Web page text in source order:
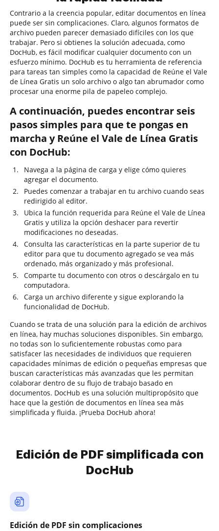
Contrario a la creencia popular, editar documentos en línea
puede ser sin complicaciones. Claro, algunos formatos de
archivo pueden parecer demasiado difíciles con los que
trabajar. Pero si obtienes la solución adecuada, como
DocHub, es fácil modificar cualquier documento con un
esfuerzo mínimo. DocHub es tu herramienta de referencia
para tareas tan simples como la capacidad de Reúne el Vale
de Línea Gratis un solo archivo o algo tan abrumador como
procesar una enorme pila de papeleo complejo.
A continuación, puedes encontrar seis
pasos simples para que te pongas en
marcha y Reúne el Vale de Línea Gratis
con DocHub:
Navega a la página de carga y elige cómo quieres
agregar el documento.
Puedes comenzar a trabajar en tu archivo cuando seas
redirigido al editor.
Ubica la función requerida para Reúne el Vale de Línea
Gratis y utiliza la opción deshacer para revertir
modificaciones no deseadas.
Consulta las características en la parte superior de tu
editor para que tu documento agregado se vea más
ordenado, más organizado y más profesional.
Comparte tu documento con otros o descárgalo en tu
computadora.
Carga un archivo diferente y sigue explorando la
funcionalidad de DocHub.
Cuando se trata de una solución para la edición de archivos
en línea, hay muchas soluciones disponibles. Sin embargo,
no todas son lo suficientemente robustas como para
satisfacer las necesidades de individuos que requieren
capacidades mínimas de edición o pequeñas empresas que
buscan características más avanzadas que les permitan
colaborar dentro de su flujo de trabajo basado en
documentos. DocHub es una solución multipropósito que
hace que la gestión de documentos en línea sea más
simplificada y fluida. ¡Prueba DocHub ahora!
Edición de PDF simplificada con
DocHub
Edición de PDF sin complicaciones